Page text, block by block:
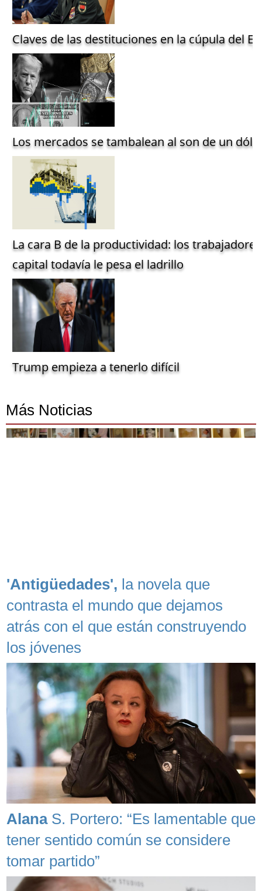
Claves de las destituciones en la cúpula del
Los mercados se tambalean al son de un
La cara B de la productividad: los
capital todavía le pesa el ladrillo
Trump empieza a tenerlo difícil
Más Noticias
'Antigüedades', la novela que
contrasta el mundo que dejamos
atrás con el que están construyendo
los jóvenes
AlanaS. Portero: “Es lamentable que
tener sentido común se considere
tomar partido”